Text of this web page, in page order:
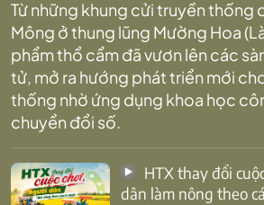
Từ những khung cửi truyền thống
Mông ở thung lũng Mường Hoa
phẩm thổ cẩm đã vươn lên các
tử, mở ra hướng phát triển mới
thống nhờ ứng dụng khoa học
chuyển đổi số.
dân làm nông theo